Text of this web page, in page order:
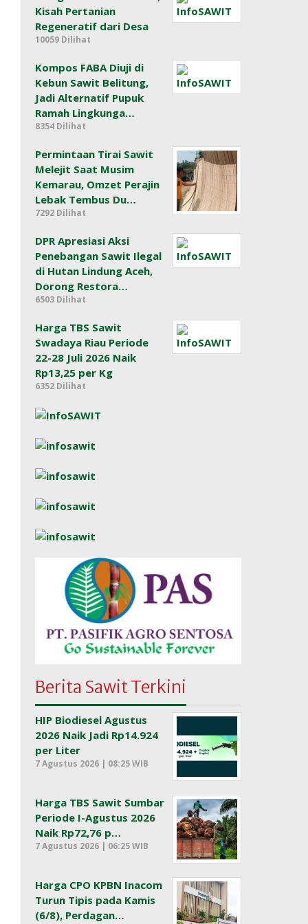
Kisah Pertanian
Regeneratif dari Desa
10059 Dilihat
Kompos FABA Diuji di
Kebun Sawit Belitung,
Jadi Alternatif Pupuk
Ramah Lingkunga…
8354 Dilihat
Permintaan Tirai Sawit
Melejit Saat Musim
Kemarau, Omzet Perajin
Lebak Tembus Du…
7292 Dilihat
DPR Apresiasi Aksi
Penebangan Sawit Ilegal
di Hutan Lindung Aceh,
Dorong Restora…
6503 Dilihat
Harga TBS Sawit
Swadaya Riau Periode
22-28 Juli 2026 Naik
Rp13,25 per Kg
6352 Dilihat
Berita Sawit Terkini
HIP Biodiesel Agustus
2026 Naik Jadi Rp14.924
per Liter
7 Agustus 2026 | 08:25 WIB
Harga TBS Sawit Sumbar
Periode I-Agustus 2026
Naik Rp72,76 p…
7 Agustus 2026 | 06:25 WIB
Harga CPO KPBN Inacom
Turun Tipis pada Kamis
(6/8), Perdagan…